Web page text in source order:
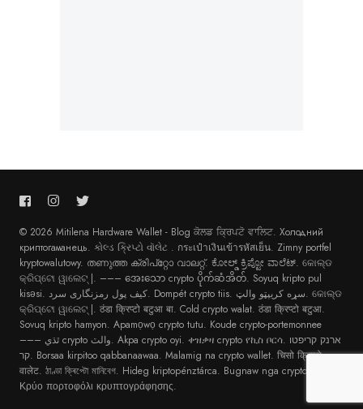
© 2026 Mitilena Hardware Wallet - Blog ਕੋਲਡ ਕ੍ਰਿਪਟੋ ਵਾਲਿਟ. Холодний
криптогаманець. કોલ્ડ ક્રિપ્ટો વૉલેટ . กระเป๋าเงินเข้ารหัสเย็น. Zimny portfel
kryptowalutowy. തണുത്ത ക്രിപ്റ്റോ വാലറ്റ്. ಕೋಲ್ಡ್ ಕ್ರಿಪ್ಟೋ ವಾಲೆಟ್. କୋଲ୍ଡ
କ୍ରିପ୍ଟୋ ୱାଲେଟ୍ |. ––– အေးသော crypto ပိုက်ဆံအိတ်. Soyuq kripto pul
kisəsi. کیف پول رمزنگاری سرد. Dompét crypto tiis. سړه کریپټو والټ. କୋଲ୍ଡ
କ୍ରିପ୍ଟୋ ୱାଲେଟ୍ |. ठंडा क्रिप्टो बटुआ बा. Cold crypto walat. ठंडा क्रिप्टो बटुआ.
Sovuq kripto hamyon. Apamọwọ crypto tutu. Koude crypto-portemonnee
–––
ٿڌي crypto والٽ. Akpa crypto oyi. ቀዝቃዛ crypto የኪስ ቦርሳ. ארנק קריפטו
קר. Borsaa kirpitoo qabbanaawaa. Malamig na crypto wallet. चिसो क्रिप्टो
वालेट. ঠাণ্ডা ক্ৰিপ্টো মানিবেগ. Hideg kriptopénztárca. Bugnaw nga crypto wallet
Κρύο πορτοφόλι κρυπτογράφησης.